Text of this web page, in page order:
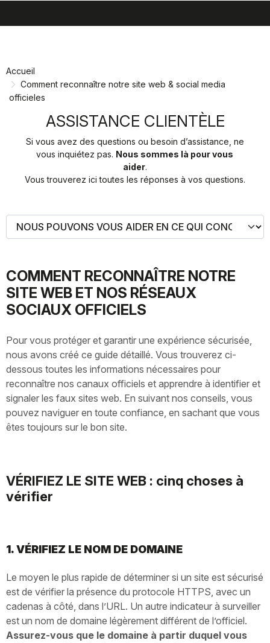
directement
navigation
directement
Accueil
Comment reconnaître notre site web & social media
officieles
ASSISTANCE CLIENTÈLE
Si vous avez des questions ou besoin d’assistance, ne
vous inquiétez pas. Nous sommes là pour vous
aider.
Vous trouverez ici toutes les réponses à vos questions.
COMMENT RECONNAÎTRE NOTRE
SITE WEB ET NOS RÉSEAUX
SOCIAUX OFFICIELS
Pour vous protéger et garantir une expérience sécurisée,
nous avons créé ce guide détaillé. Vous trouverez ci-
dessous toutes les informations nécessaires pour
reconnaître nos canaux officiels et apprendre à identifier et
signaler les faux sites web. En suivant nos conseils, vous
pouvez naviguer en toute confiance, en sachant que vous
êtes toujours sur le bon site.
VÉRIFIEZ LE SITE WEB : cinq choses à
vérifier
1. VÉRIFIEZ LE NOM DE DOMAINE
Le moyen le plus rapide de déterminer si un site est sécurisé
est de vérifier la présence du protocole HTTPS, avec un
cadenas à côté, dans l’URL. Un autre indicateur à surveiller
est un nom de domaine légèrement différent de l’officiel.
Assurez-vous que le domaine à partir duquel vous